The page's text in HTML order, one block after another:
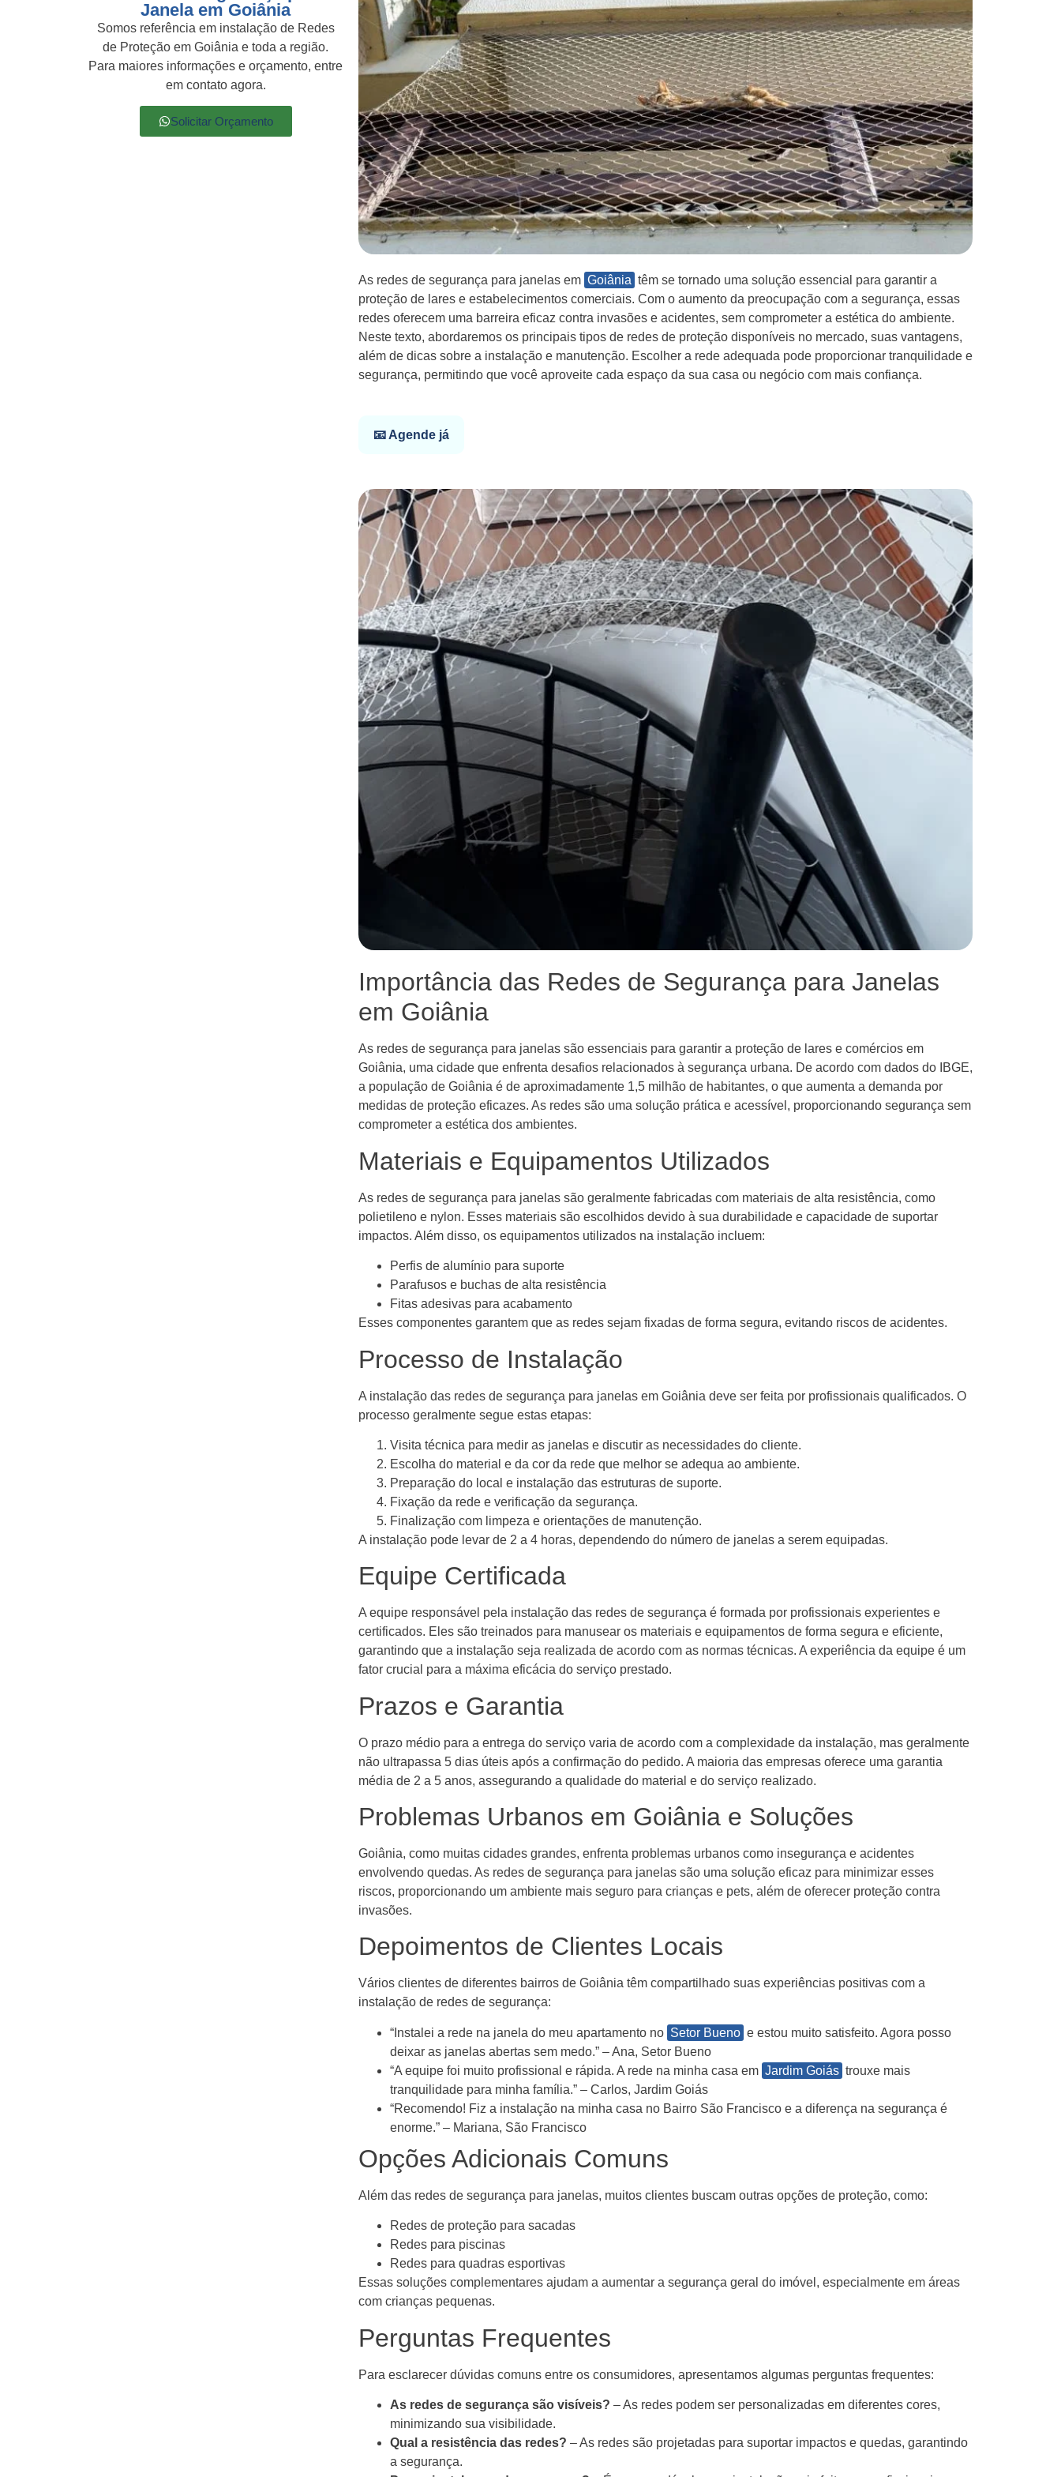
Janela em Goiânia
Somos referência em instalação de Redes
de Proteção em Goiânia e toda a região.
Para maiores informações e orçamento, entre
em contato agora.
Solicitar Orçamento
As redes de segurança para janelas em Goiânia têm se tornado uma solução essencial para garantir a
proteção de lares e estabelecimentos comerciais. Com o aumento da preocupação com a segurança, essas
redes oferecem uma barreira eficaz contra invasões e acidentes, sem comprometer a estética do ambiente.
Neste texto, abordaremos os principais tipos de redes de proteção disponíveis no mercado, suas vantagens,
além de dicas sobre a instalação e manutenção. Escolher a rede adequada pode proporcionar tranquilidade e
segurança, permitindo que você aproveite cada espaço da sua casa ou negócio com mais confiança.
📧 Agende já
Importância das Redes de Segurança para Janelas
em Goiânia
As redes de segurança para janelas são essenciais para garantir a proteção de lares e comércios em
Goiânia, uma cidade que enfrenta desafios relacionados à segurança urbana. De acordo com dados do IBGE,
a população de Goiânia é de aproximadamente 1,5 milhão de habitantes, o que aumenta a demanda por
medidas de proteção eficazes. As redes são uma solução prática e acessível, proporcionando segurança sem
comprometer a estética dos ambientes.
Materiais e Equipamentos Utilizados
As redes de segurança para janelas são geralmente fabricadas com materiais de alta resistência, como
polietileno e nylon. Esses materiais são escolhidos devido à sua durabilidade e capacidade de suportar
impactos. Além disso, os equipamentos utilizados na instalação incluem:
Perfis de alumínio para suporte
Parafusos e buchas de alta resistência
Fitas adesivas para acabamento
Esses componentes garantem que as redes sejam fixadas de forma segura, evitando riscos de acidentes.
Processo de Instalação
A instalação das redes de segurança para janelas em Goiânia deve ser feita por profissionais qualificados. O
processo geralmente segue estas etapas:
Visita técnica para medir as janelas e discutir as necessidades do cliente.
Escolha do material e da cor da rede que melhor se adequa ao ambiente.
Preparação do local e instalação das estruturas de suporte.
Fixação da rede e verificação da segurança.
Finalização com limpeza e orientações de manutenção.
A instalação pode levar de 2 a 4 horas, dependendo do número de janelas a serem equipadas.
Equipe Certificada
A equipe responsável pela instalação das redes de segurança é formada por profissionais experientes e
certificados. Eles são treinados para manusear os materiais e equipamentos de forma segura e eficiente,
garantindo que a instalação seja realizada de acordo com as normas técnicas. A experiência da equipe é um
fator crucial para a máxima eficácia do serviço prestado.
Prazos e Garantia
O prazo médio para a entrega do serviço varia de acordo com a complexidade da instalação, mas geralmente
não ultrapassa 5 dias úteis após a confirmação do pedido. A maioria das empresas oferece uma garantia
média de 2 a 5 anos, assegurando a qualidade do material e do serviço realizado.
Problemas Urbanos em Goiânia e Soluções
Goiânia, como muitas cidades grandes, enfrenta problemas urbanos como insegurança e acidentes
envolvendo quedas. As redes de segurança para janelas são uma solução eficaz para minimizar esses
riscos, proporcionando um ambiente mais seguro para crianças e pets, além de oferecer proteção contra
invasões.
Depoimentos de Clientes Locais
Vários clientes de diferentes bairros de Goiânia têm compartilhado suas experiências positivas com a
instalação de redes de segurança:
“Instalei a rede na janela do meu apartamento no Setor Bueno e estou muito satisfeito. Agora posso
deixar as janelas abertas sem medo.” – Ana, Setor Bueno
“A equipe foi muito profissional e rápida. A rede na minha casa em Jardim Goiás trouxe mais
tranquilidade para minha família.” – Carlos, Jardim Goiás
“Recomendo! Fiz a instalação na minha casa no Bairro São Francisco e a diferença na segurança é
enorme.” – Mariana, São Francisco
Opções Adicionais Comuns
Além das redes de segurança para janelas, muitos clientes buscam outras opções de proteção, como:
Redes de proteção para sacadas
Redes para piscinas
Redes para quadras esportivas
Essas soluções complementares ajudam a aumentar a segurança geral do imóvel, especialmente em áreas
com crianças pequenas.
Perguntas Frequentes
Para esclarecer dúvidas comuns entre os consumidores, apresentamos algumas perguntas frequentes:
As redes de segurança são visíveis? – As redes podem ser personalizadas em diferentes cores,
minimizando sua visibilidade.
Qual a resistência das redes? – As redes são projetadas para suportar impactos e quedas, garantindo
a segurança.